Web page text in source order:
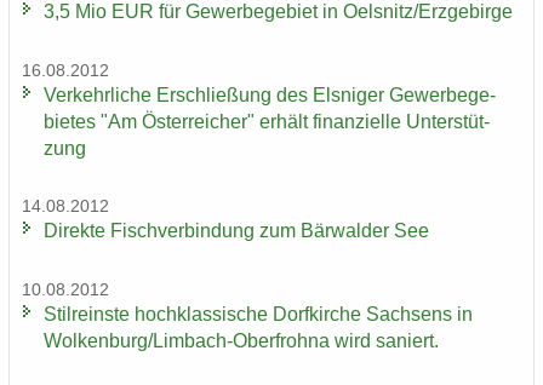
3,5 Mio EUR für Ge­wer­be­ge­biet in Oels­nitz/Erz­ge­bir­ge
16.08.2012
Ver­kehr­li­che Er­schlie­ßung des Els­ni­ger Ge­wer­be­ge­
bie­tes "Am Ös­ter­rei­cher" er­hält fi­nan­zi­el­le Un­ter­stüt­
zung
14.08.2012
Di­rek­te Fisch­ver­bin­dung zum Bär­wal­der See
10.08.2012
Stil­reins­te hoch­klas­si­sche Dorf­kir­che Sach­sens in
Wol­ken­burg/Limbach-​Oberfrohna wird sa­niert.